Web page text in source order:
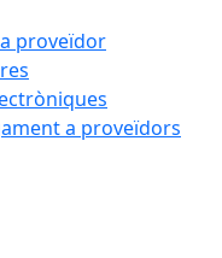
proveïdor
a proveïdors